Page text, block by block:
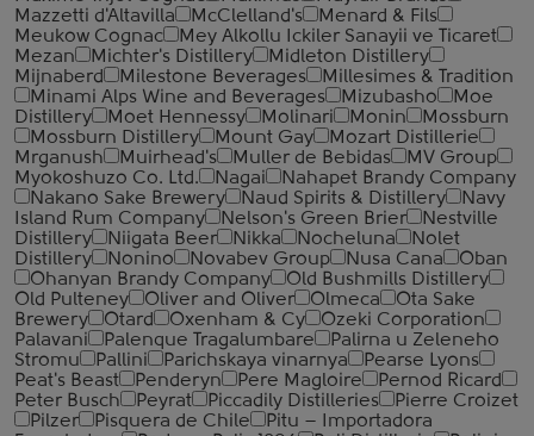
Mazzetti d'Altavilla
McClelland's
Menard & Fils
Meukow Cognac
Mey Alkollu Ickiler Sanayii ve Ticaret
Mezan
Michter's Distillery
Midleton Distillery
Mijnaberd
Milestone Beverages
Millesimes & Tradition
Minami Alps Wine and Beverages
Mizubasho
Moe
Distillery
Moet Hennessy Molinari Monin
Mossburn
Mossburn Distillery
Mount Gay
Mozart Distillerie
Mrganush
Muirhead's Muller de Bebidas
MV Group
Myokoshuzo Co. Ltd.
Nagai
Nahapet Brandy Company
Nakano Sake Brewery
Naud Spirits & Distillery
Navy
Island Rum Company
Nelson's Green Brier
Nestville
Distillery
Niigata Beer Nikka Nocheluna
Nolet
Distillery
Nonino Novabev Group Nusa Cana
Oban
Ohanyan Brandy Company
Old Bushmills Distillery
Old Pulteney
Oliver and Oliver Olmeca
Ota Sake
Brewery
Otard Oxenham & Cy
Ozeki Corporation
Palavani
Palenque Tragalumbare
Palirna u Zeleneho
Stromu
Pallini Parichskaya vinarnya
Pearse Lyons
Peat's Beast
Penderyn Pere Magloire
Pernod Ricard
Peter Busch
Peyrat Piccadily Distilleries
Pierre Croizet
Pilzer
Pisquera de Chile
Pitu – Importadora